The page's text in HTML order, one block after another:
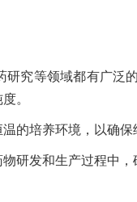
究等领域都有广泛
。
的培养环境，以确保
研发和生产过程中，